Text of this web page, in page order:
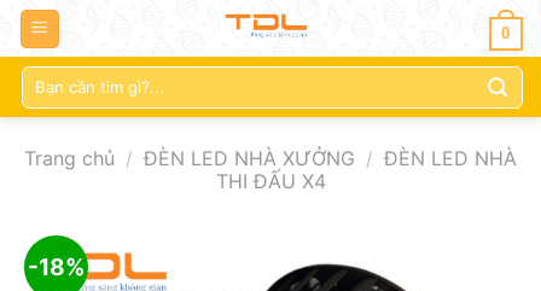
0
Tìm
kiếm:
Trang chủ / ĐÈN LED NHÀ XƯỞNG / ĐÈN LED NHÀ
THI ĐẤU X4
-18%